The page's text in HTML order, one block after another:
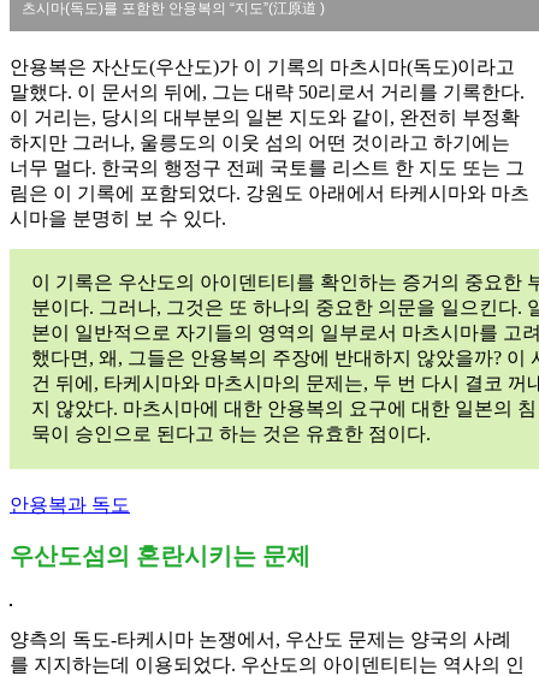
츠시마(독도)를 포함한 안용복의 “지도”(江原道 )
안용복은 자산도(우산도)가 이 기록의 마츠시마(독도)이라고
말했다. 이 문서의 뒤에, 그는 대략 50리로서 거리를 기록한다.
이 거리는, 당시의 대부분의 일본 지도와 같이, 완전히 부정확
하지만 그러나, 울릉도의 이웃 섬의 어떤 것이라고 하기에는
너무 멀다. 한국의 행정구 전페 국토를 리스트 한 지도 또는 그
림은 이 기록에 포함되었다. 강원도 아래에서 타케시마와 마츠
시마을 분명히 보 수 있다.
이 기록은 우산도의 아이덴티티를 확인하는 증거의 중요한
분이다. 그러나, 그것은 또 하나의 중요한 의문을 일으킨다.
본이 일반적으로 자기들의 영역의 일부로서 마츠시마를 고
했다면, 왜, 그들은 안용복의 주장에 반대하지 않았을까? 이
건 뒤에, 타케시마와 마츠시마의 문제는, 두 번 다시 결코 꺼
지 않았다. 마츠시마에 대한 안용복의 요구에 대한 일본의 침
묵이 승인으로 된다고 하는 것은 유효한 점이다.
안용복과 독도
우산도섬의 혼란시키는 문제
양측의 독도-타케시마 논쟁에서, 우산도 문제는 양국의 사례
를 지지하는데 이용되었다. 우산도의 아이덴티티는 역사의 인